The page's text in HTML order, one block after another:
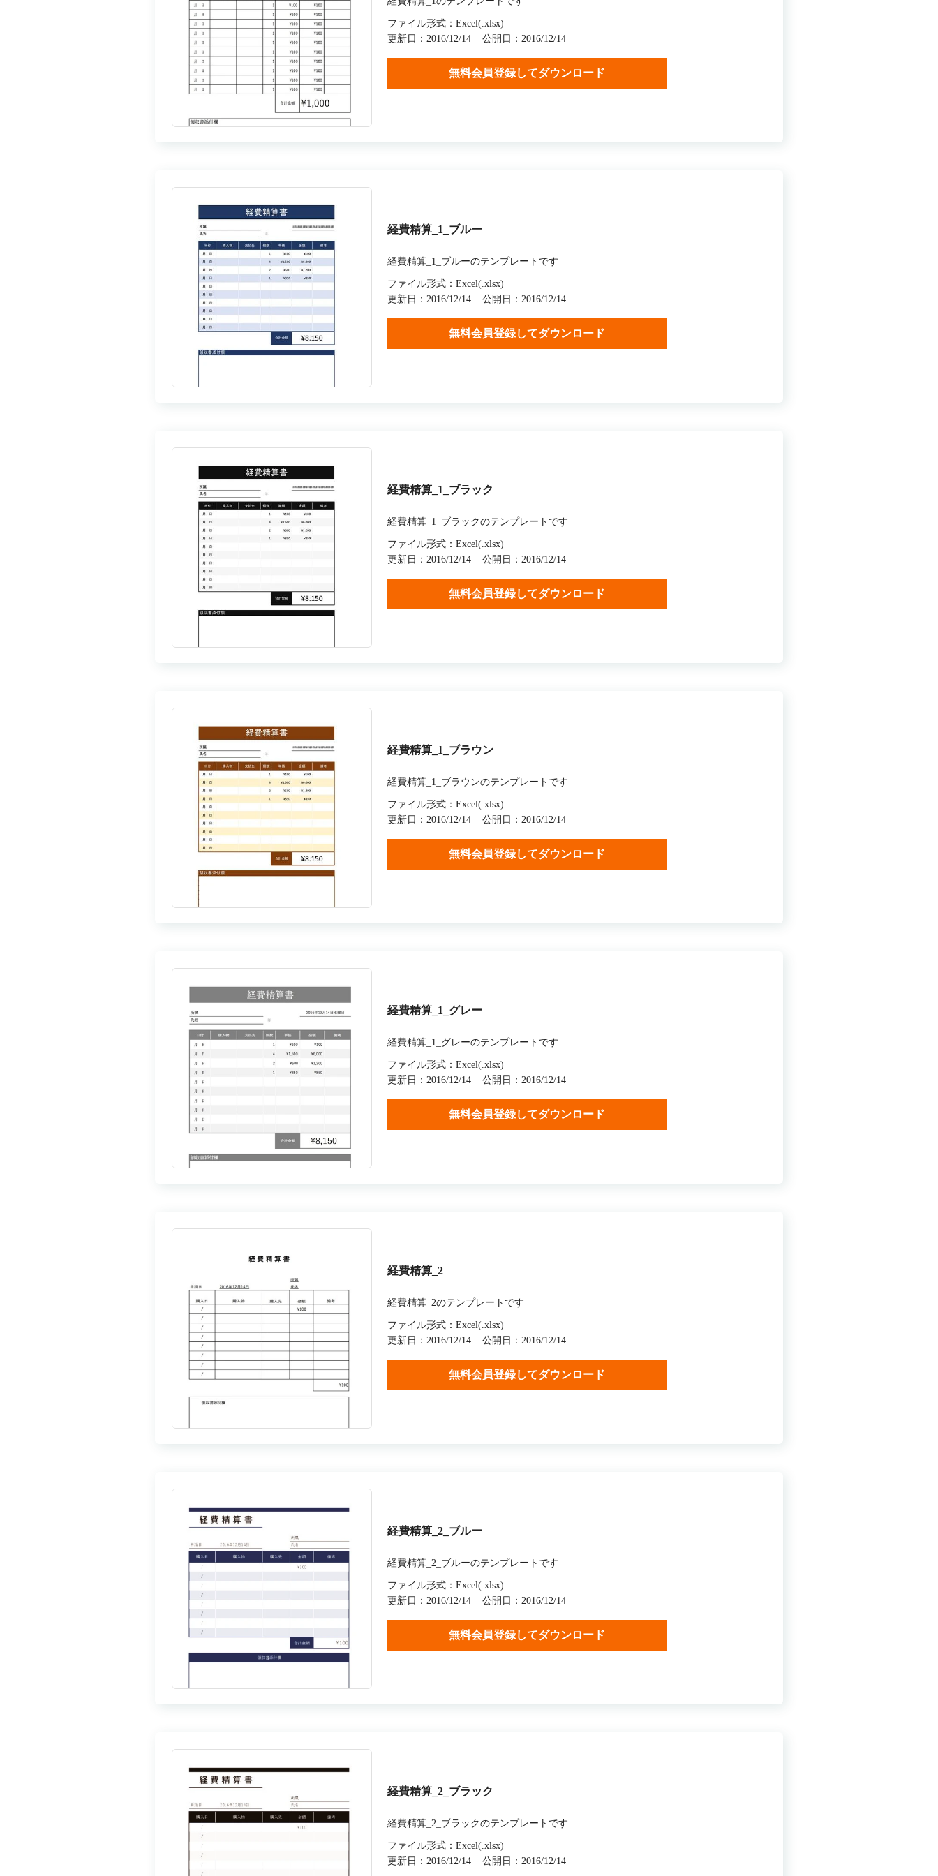
ファイル形式：Excel(.xlsx)
更新日：2016/12/14
公開日：2016/12/14
無料会員登録してダウンロード
経費精算_1_ブルー
経費精算_1_ブルーのテンプレートです
ファイル形式：Excel(.xlsx)
更新日：2016/12/14
公開日：2016/12/14
無料会員登録してダウンロード
経費精算_1_ブラック
経費精算_1_ブラックのテンプレートです
ファイル形式：Excel(.xlsx)
更新日：2016/12/14
公開日：2016/12/14
無料会員登録してダウンロード
経費精算_1_ブラウン
経費精算_1_ブラウンのテンプレートです
ファイル形式：Excel(.xlsx)
更新日：2016/12/14
公開日：2016/12/14
無料会員登録してダウンロード
経費精算_1_グレー
経費精算_1_グレーのテンプレートです
ファイル形式：Excel(.xlsx)
更新日：2016/12/14
公開日：2016/12/14
無料会員登録してダウンロード
経費精算_2
経費精算_2のテンプレートです
ファイル形式：Excel(.xlsx)
更新日：2016/12/14
公開日：2016/12/14
無料会員登録してダウンロード
経費精算_2_ブルー
経費精算_2_ブルーのテンプレートです
ファイル形式：Excel(.xlsx)
更新日：2016/12/14
公開日：2016/12/14
無料会員登録してダウンロード
経費精算_2_ブラック
経費精算_2_ブラックのテンプレートです
ファイル形式：Excel(.xlsx)
更新日：2016/12/14
公開日：2016/12/14